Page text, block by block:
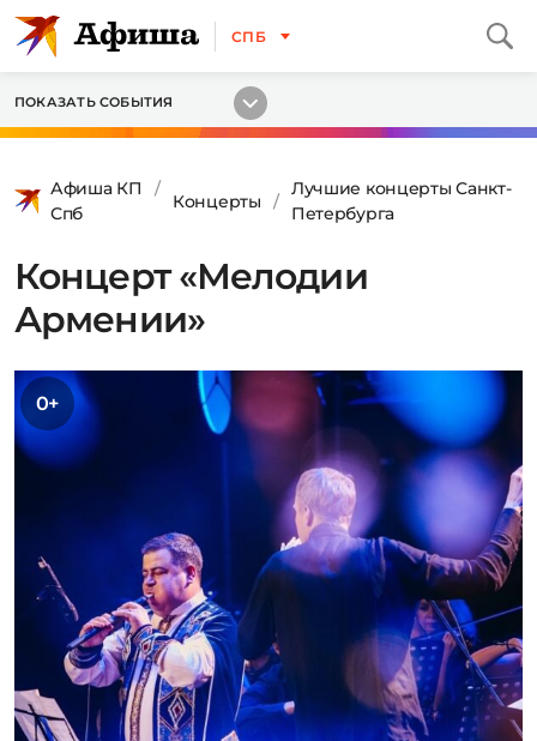
СПБ
ПОКАЗАТЬ СОБЫТИЯ
Афиша КП
Спб
Концерты
Лучшие концерты Санкт-
Петербурга
Концерт «Мелодии
Армении»
0+